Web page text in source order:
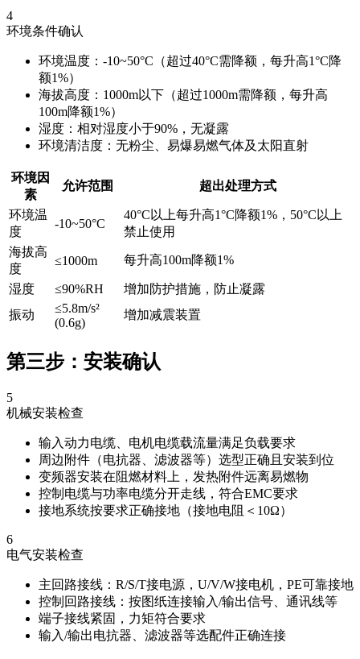
4
环境条件确认
环境温度：-10~50°C（超过40°C需降额，每升高1°C降
额1%）
海拔高度：1000m以下（超过1000m需降额，每升高
100m降额1%）
湿度：相对湿度小于90%，无凝露
环境清洁度：无粉尘、易爆易燃气体及太阳直射
环境因
素
允许范围 超出处理方式
环境温
度
-10~50°C
40°C以上每升高1°C降额1%，50°C以上
禁止使用
海拔高
度
≤1000m 每升高100m降额1%
湿度 ≤90%RH
增加防护措施，防止凝露
振动
≤5.8m/s²
(0.6g)
增加减震装置
第三步：安装确认
5
机械安装检查
输入动力电缆、电机电缆载流量满足负载要求
周边附件（电抗器、滤波器等）选型正确且安装到位
变频器安装在阻燃材料上，发热附件远离易燃物
控制电缆与功率电缆分开走线，符合EMC要求
接地系统按要求正确接地（接地电阻＜10Ω）
6
电气安装检查
主回路接线：R/S/T接电源，U/V/W接电机，PE可靠接地
控制回路接线：按图纸连接输入/输出信号、通讯线等
端子接线紧固，力矩符合要求
输入/输出电抗器、滤波器等选配件正确连接